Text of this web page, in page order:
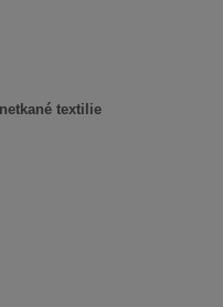
textilie